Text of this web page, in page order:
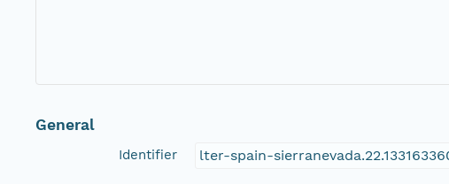
General
Identifier lter-spain-